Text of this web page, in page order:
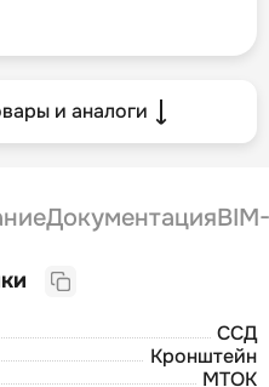
и аналоги
Документация
ССД
Кронштейн
МТОК